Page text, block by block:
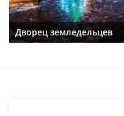
Дворец земледельцев